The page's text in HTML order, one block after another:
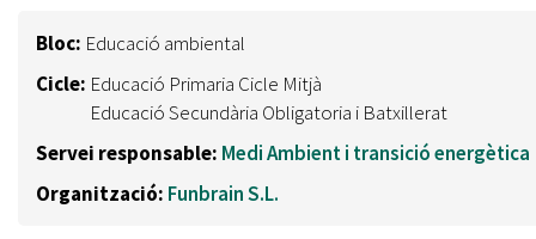
Bloc: Educació ambiental
Cicle: Educació Primaria Cicle Mitjà
Educació Secundària Obligatoria i Batxillerat
Servei responsable: Medi Ambient i transició energètica
Organització: Funbrain S.L.